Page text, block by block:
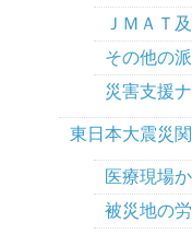
ＪＭＡＴ
その他の
災害支援
東日本大震災
医療現場
被災地の